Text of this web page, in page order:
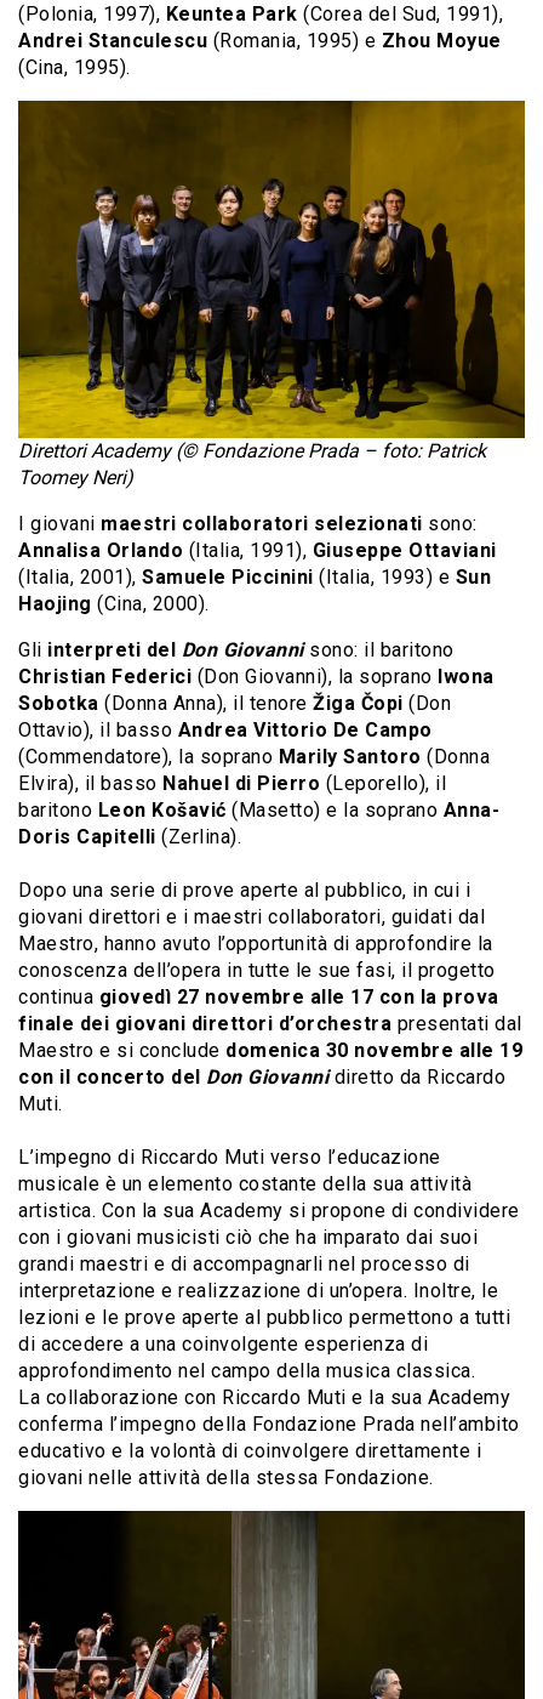
(Polonia, 1997), Keuntea Park (Corea del Sud, 1991),
Andrei Stanculescu (Romania, 1995) e Zhou Moyue
(Cina, 1995).
Direttori Academy (© Fondazione Prada – foto: Patrick
Toomey Neri)
I giovani maestri collaboratori selezionati sono:
Annalisa Orlando (Italia, 1991), Giuseppe Ottaviani
(Italia, 2001), Samuele Piccinini (Italia, 1993) e Sun
Haojing (Cina, 2000).
Gli interpreti del Don Giovannisono: il baritono
Christian Federici (Don Giovanni), la soprano Iwona
Sobotka (Donna Anna), il tenore Žiga Čopi (Don
Ottavio), il basso Andrea Vittorio De Campo
(Commendatore), la soprano Marily Santoro (Donna
Elvira), il basso Nahuel di Pierro (Leporello), il
baritono Leon Košavić (Masetto) e la soprano Anna-
Doris Capitelli (Zerlina).
Dopo una serie di prove aperte al pubblico, in cui i
giovani direttori e i maestri collaboratori, guidati dal
Maestro, hanno avuto l’opportunità di approfondire la
conoscenza dell’opera in tutte le sue fasi, il progetto
continua giovedì 27 novembre alle 17 con la prova
finale dei giovani direttori d’orchestra presentati dal
Maestro e si conclude domenica 30 novembre alle 19
con il concerto del Don Giovannidiretto da Riccardo
Muti.
L’impegno di Riccardo Muti verso l’educazione
musicale è un elemento costante della sua attività
artistica. Con la sua Academy si propone di condividere
con i giovani musicisti ciò che ha imparato dai suoi
grandi maestri e di accompagnarli nel processo di
interpretazione e realizzazione di un’opera. Inoltre, le
lezioni e le prove aperte al pubblico permettono a tutti
di accedere a una coinvolgente esperienza di
approfondimento nel campo della musica classica.
La collaborazione con Riccardo Muti e la sua Academy
conferma l’impegno della Fondazione Prada nell’ambito
educativo e la volontà di coinvolgere direttamente i
giovani nelle attività della stessa Fondazione.